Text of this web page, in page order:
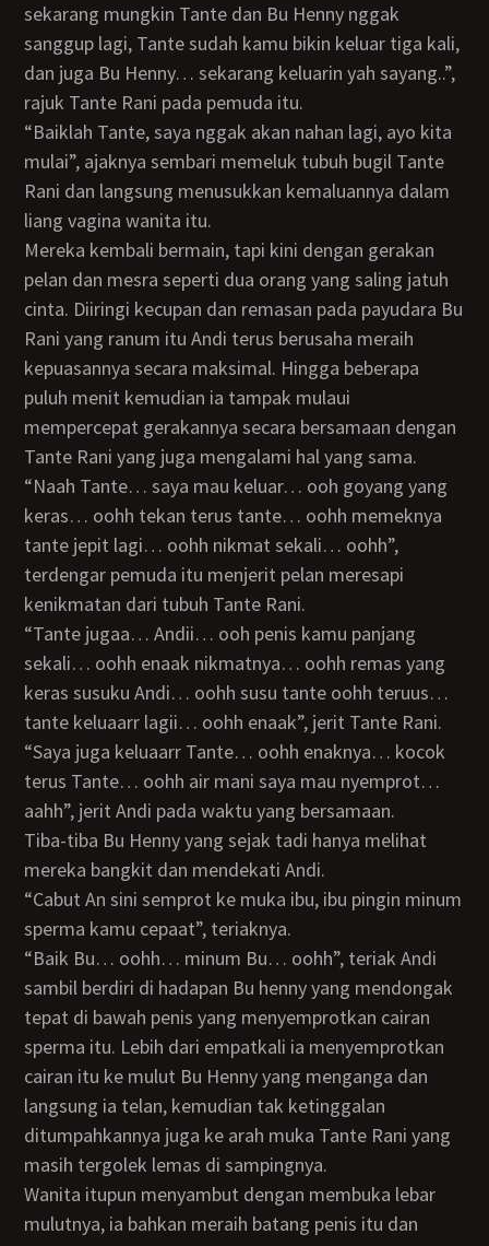
sekarang mungkin Tante dan Bu Henny nggak
sanggup lagi, Tante sudah kamu bikin keluar tiga kali,
dan juga Bu Henny… sekarang keluarin yah sayang..”,
rajuk Tante Rani pada pemuda itu.
“Baiklah Tante, saya nggak akan nahan lagi, ayo kita
mulai”, ajaknya sembari memeluk tubuh bugil Tante
Rani dan langsung menusukkan kemaluannya dalam
liang vagina wanita itu.
Mereka kembali bermain, tapi kini dengan gerakan
pelan dan mesra seperti dua orang yang saling jatuh
cinta. Diiringi kecupan dan remasan pada payudara Bu
Rani yang ranum itu Andi terus berusaha meraih
kepuasannya secara maksimal. Hingga beberapa
puluh menit kemudian ia tampak mulaui
mempercepat gerakannya secara bersamaan dengan
Tante Rani yang juga mengalami hal yang sama.
“Naah Tante… saya mau keluar… ooh goyang yang
keras… oohh tekan terus tante… oohh memeknya
tante jepit lagi… oohh nikmat sekali… oohh”,
terdengar pemuda itu menjerit pelan meresapi
kenikmatan dari tubuh Tante Rani.
“Tante jugaa… Andii… ooh penis kamu panjang
sekali… oohh enaak nikmatnya… oohh remas yang
keras susuku Andi… oohh susu tante oohh teruus…
tante keluaarr lagii… oohh enaak”, jerit Tante Rani.
“Saya juga keluaarr Tante… oohh enaknya… kocok
terus Tante… oohh air mani saya mau nyemprot…
aahh”, jerit Andi pada waktu yang bersamaan.
Tiba-tiba Bu Henny yang sejak tadi hanya melihat
mereka bangkit dan mendekati Andi.
“Cabut An sini semprot ke muka ibu, ibu pingin minum
sperma kamu cepaat”, teriaknya.
“Baik Bu… oohh… minum Bu… oohh”, teriak Andi
sambil berdiri di hadapan Bu henny yang mendongak
tepat di bawah penis yang menyemprotkan cairan
sperma itu. Lebih dari empatkali ia menyemprotkan
cairan itu ke mulut Bu Henny yang menganga dan
langsung ia telan, kemudian tak ketinggalan
ditumpahkannya juga ke arah muka Tante Rani yang
masih tergolek lemas di sampingnya.
Wanita itupun menyambut dengan membuka lebar
mulutnya, ia bahkan meraih batang penis itu dan